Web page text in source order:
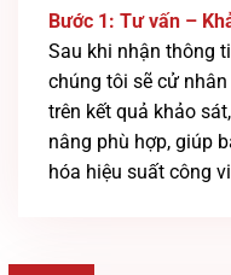
Bước 1: Tư vấn –
Sau khi nhận thông
chúng tôi sẽ cử
trên kết quả khảo
nâng phù hợp, giúp
hóa hiệu suất công